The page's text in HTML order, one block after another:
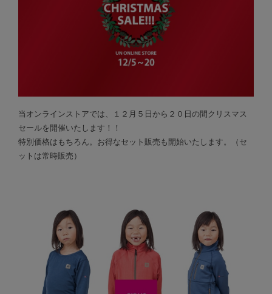
当オンラインストアでは、１２月５日から２０日の間クリスマス
セールを開催いたします！！
特別価格はもちろん。お得なセット販売も開始いたします。（セ
ットは常時販売）